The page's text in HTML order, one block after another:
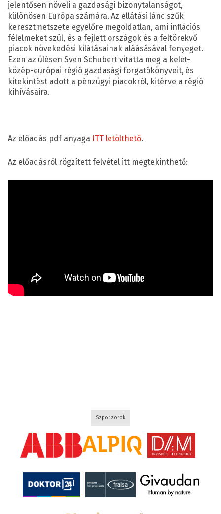
jelentősen növeli a gazdasági bizonytalanságot,
különösen Európa számára. Az ellátási lánc szűk
keresztmetszete egyelőre megoldatlan, ami inflációs
félelmeket szül, és a fejlett országok és a feltörekvő
piacok növekedési kilátásainak aláásásával fenyeget.
Ezen az ülésen Sven Schubert vitatta meg a kelet-
közép-európai régió gazdasági forgatókönyveit, és
kitekintést adott a pénzügyi piacokról, kitérve a régió
kihívásaira.
Az előadás pdf anyaga ITT letölthető.
Az előadásról rögzített felvétel itt megtekinthető:
Szponzorok